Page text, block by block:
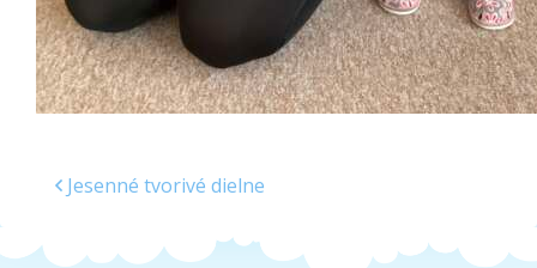
Jesenné tvorivé dielne